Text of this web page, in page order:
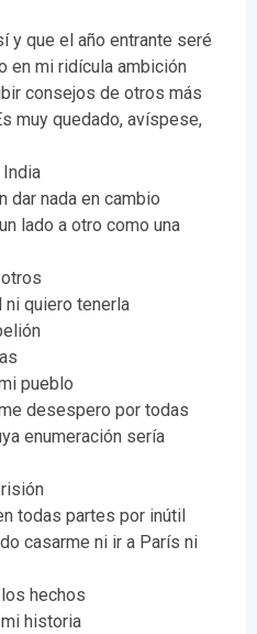
y que el año entrante seré
en mi ridícula ambición
consejos de otros más
muy quedado, avíspese,
India
dar nada en cambio
lado a otro como una
ni quiero tenerla
pueblo
desespero por todas
enumeración sería
todas partes por inútil
casarme ni ir a París ni
hechos
historia